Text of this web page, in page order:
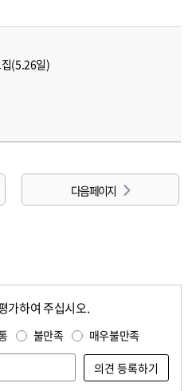
(5.26일)
다음 페이지
가하여 주십시오.
불만족 매우불만족